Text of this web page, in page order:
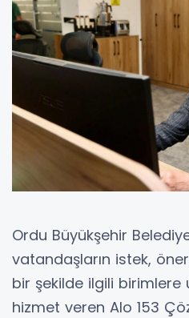
Ordu Büyükşehir
vatandaşların istek,
bir şekilde ilgili birimlere
hizmet veren Alo 153